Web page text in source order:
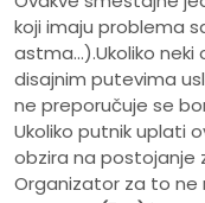
koji imaju problema
astma...).Ukoliko
disajnim putevima
ne preporučuje se
Ukoliko putnik uplati
obzira na postojanje
Organizator za to ne